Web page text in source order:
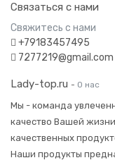
Связаться с нами
Свяжитесь с нами
+79183457495
7277219@gmail.com
Lady-top.ru - О нас
Мы - команда
качество Вашей
качественных
Наши продукты